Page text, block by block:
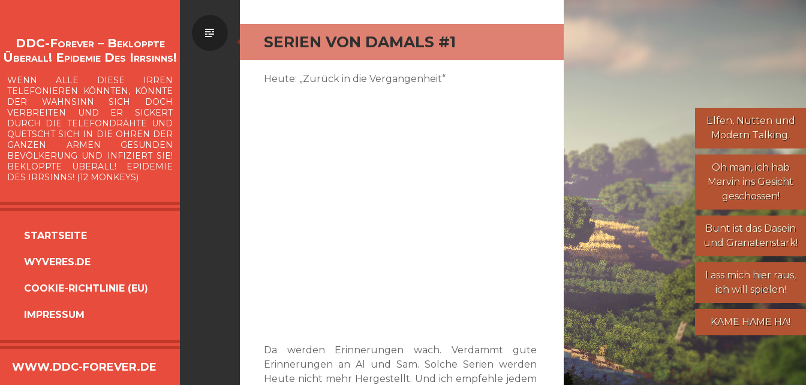
DDC-Forever – Bekloppte
Überall! Epidemie Des Irrsinns!
WENN ALLE DIESE IRREN
TELEFONIEREN KÖNNTEN, KÖNNTE
DER WAHNSINN SICH DOCH
VERBREITEN UND ER SICKERT
DURCH DIE TELEFONDRÄHTE UND
QUETSCHT SICH IN DIE OHREN DER
GANZEN ARMEN GESUNDEN
BEVÖLKERUNG UND INFIZIERT SIE!
BEKLOPPTE ÜBERALL! EPIDEMIE
DES IRRSINNS! (12 MONKEYS)
SPRINGEN
STARTSEITE
WYVERES.DE
COOKIE-RICHTLINIE (EU)
IMPRESSUM
WWW.DDC-FOREVER.DE
Elfen, Nuttenund
Modern Talking.
Oh man, ich hab
Marvin ins Gesicht
geschossen!
Bunt ist das Dasein
und Granatenstark!
Lass mich hier raus,
ich will spielen!
KAME HAME HA!
SERIEN VON DAMALS #1
Standard
Heute: „Zurück in die Vergangenheit“
Da werden Erinnerungen wach. Verdammt gute
Erinnerungen an Al und Sam. Solche Serien werden
Heute nicht mehr Hergestellt. Und ich empfehle jedem